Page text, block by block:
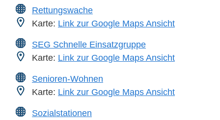
Rettungswache
Karte: Link zur Google Maps Ansicht
SEG Schnelle Einsatzgruppe
Karte: Link zur Google Maps Ansicht
Senioren-Wohnen
Karte: Link zur Google Maps Ansicht
Sozialstationen